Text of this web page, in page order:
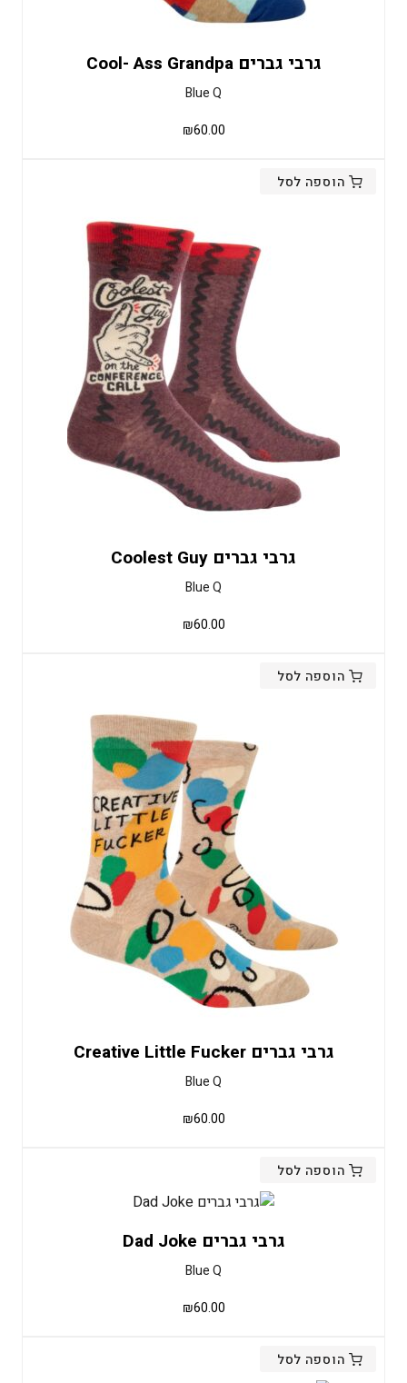
גרבי גברים Cool- Ass Grandpa
Blue Q
₪60.00
הוספה לסל
גרבי גברים Coolest Guy
Blue Q
₪60.00
הוספה לסל
גרבי גברים Creative Little Fucker
Blue Q
₪60.00
הוספה לסל
גרבי גברים Dad Joke
Blue Q
₪60.00
הוספה לסל